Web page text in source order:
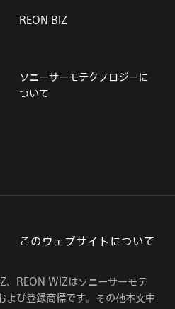
REON BIZ
ソニーサーモテクノロジーに
ついて
このウェブサイトについて
、REON WIZはソニーサーモテ
よび登録商標です。その他本文中